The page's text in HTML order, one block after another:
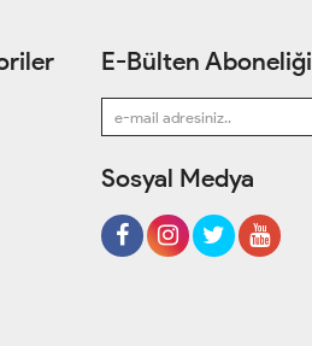
E-Bülten Aboneliği
Sosyal Medya